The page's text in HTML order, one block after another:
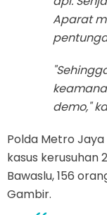
Aparat
demo,"
Polda Metro
kasus kerusuhan
Bawaslu, 156
Gambir.